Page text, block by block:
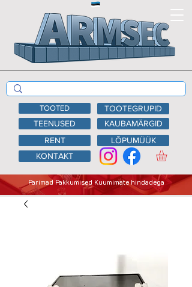
TEENUSED
KAUBAMÄRGID
RENT
LÕPUMÜÜK
KONTAKT
Parimad Pakkumised Kuumimate hindadega
TOOTED TOOTEGRUPID